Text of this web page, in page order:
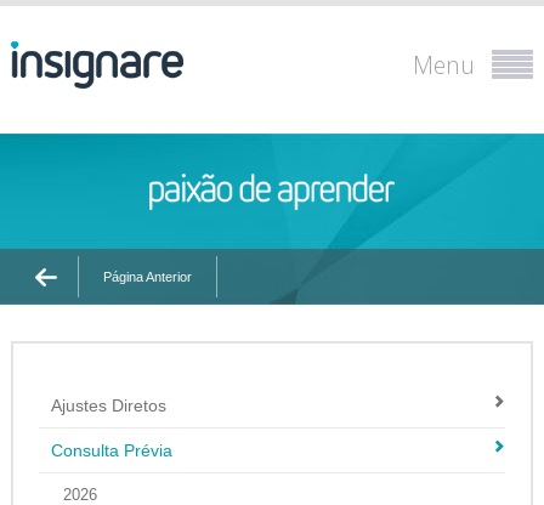
Menu
Página Anterior
Ajustes Diretos
Consulta Prévia
2026